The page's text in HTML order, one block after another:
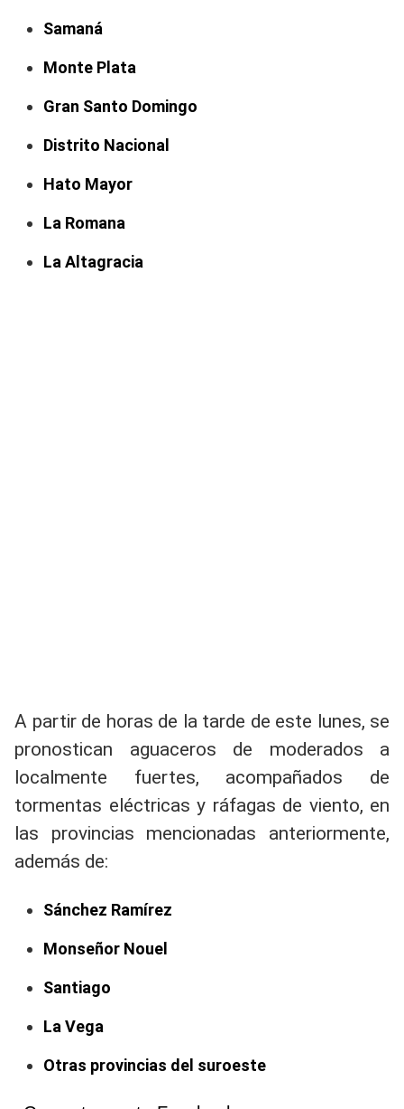
Samaná
Monte Plata
Gran Santo Domingo
Distrito Nacional
Hato Mayor
La Romana
La Altagracia
A partir de horas de la tarde de este lunes, se
pronostican aguaceros de moderados a
localmente fuertes, acompañados de
tormentas eléctricas y ráfagas de viento, en
las provincias mencionadas anteriormente,
además de:
Sánchez Ramírez
Monseñor Nouel
Santiago
La Vega
Otras provincias del suroeste